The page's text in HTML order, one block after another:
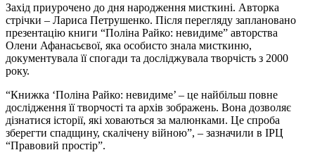
Захід приурочено до дня народження мисткині. Авторка
стрічки – Лариса Петрушенко. Після перегляду заплановано
презентацію книги “Поліна Райко: невидиме” авторства
Олени Афанасьєвої, яка особисто знала мисткиню,
документувала її спогади та досліджувала творчість з 2000
року.
“Книжка ‘Поліна Райко: невидиме’ – це найбільш повне
дослідження її творчості та архів зображень. Вона дозволяє
дізнатися історії, які ховаються за малюнками. Це спроба
зберегти спадщину, скалічену війною”, – зазначили в ІРЦ
“Правовий простір”.